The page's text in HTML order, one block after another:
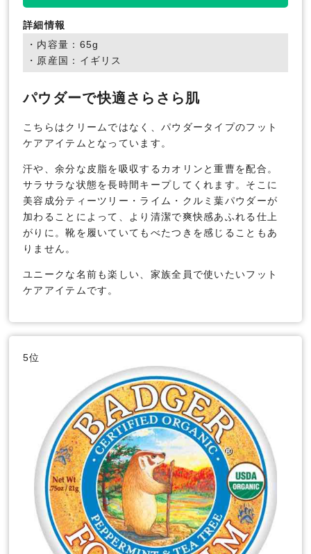
詳細情報
・内容量：65g
・原産国：イギリス
パウダーで快適さらさら肌
こちらはクリームではなく、パウダータイプのフット
ケアアイテムとなっています。
汗や、余分な皮脂を吸収するカオリンと重曹を配合。
サラサラな状態を長時間キープしてくれます。そこに
美容成分ティーツリー・ライム・クルミ葉パウダーが
加わることによって、より清潔で爽快感あふれる仕上
がりに。靴を履いていてもべたつきを感じることもあ
りません。
ユニークな名前も楽しい、家族全員で使いたいフット
ケアアイテムです。
5位